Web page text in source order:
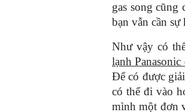
gas song
bạn vẫn cần
Như vậy có
lạnh
Để có được
có thể đi vào
mình một đơn